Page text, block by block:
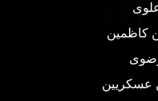
کاظمین
عسکریین